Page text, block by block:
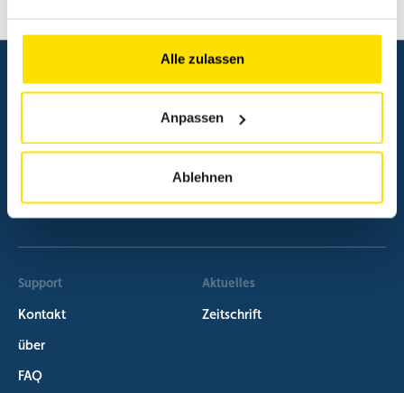
Alle zulassen
Anpassen
Ablehnen
meinen Mitarbeitern die ACL-Karte anbieten
in der Zeitschrift Autotouring werben
ein Teambuilding organisieren
die ACL-Assistance für meine Firmenfahrzeuge
Support
Kontakt
über
FAQ
Aktuelles
Zeitschrift